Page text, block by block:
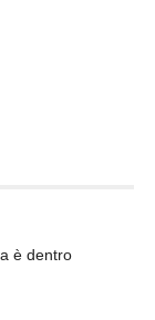
è dentro